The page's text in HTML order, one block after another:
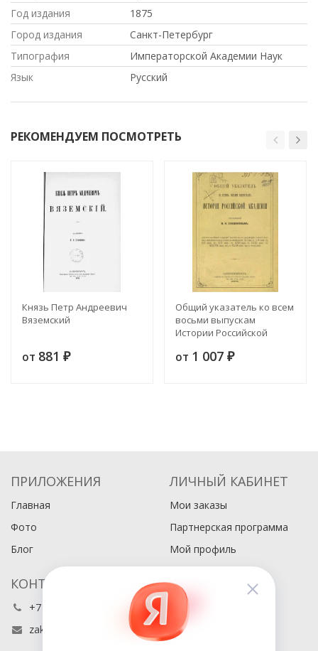
Год издания
1875
Город издания
Санкт-Петербург
Типография
Императорской Академии Наук
Язык
Русский
РЕКОМЕНДУЕМ ПОСМОТРЕТЬ
Князь Петр Андреевич
Вяземский
от 881 ₽
Общий указатель ко всем
восьми выпускам
Истории Российской
от 1 007 ₽
ПРИЛОЖЕНИЯ
Главная
Фото
Блог
ЛИЧНЫЙ КАБИНЕТ
Мои заказы
Партнерская программа
Мой профиль
КОНТАКТЫ
+7 (495) 486-80-76
zakaz@buyabook.ru